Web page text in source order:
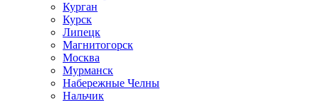
Курган
Курск
Липецк
Магнитогорск
Москва
Мурманск
Набережные Челны
Нальчик